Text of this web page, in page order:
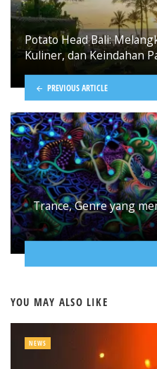
Potato Head Bali:
Kuliner, dan Keindahan
PREVIOUS ARTICLE
Trance, Genre yang
YOU MAY ALSO LIKE
NEWS